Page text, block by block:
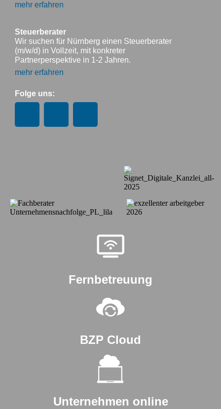
mehr erfahren
Steuerberater
Wir suchen für Nürnberg einen Steuerberater
(m/w/d) in Vollzeit, mit konkreter
Partnerperspektive in 1-2 Jahren.
mehr erfahren
Folge uns:
Fernbetreuung
BZP Cloud
Unternehmen online